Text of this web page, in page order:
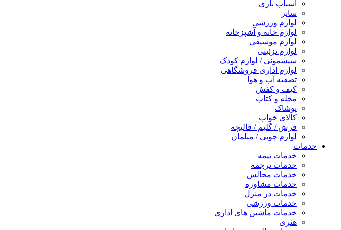
اسباب بازی
سایر
لوازم ورزشی
لوازم خانه و آشپزخانه
لوازم موسیقی
لوازم تزئینی
سیسمونی / لوازم کودک
لوازم اداری فروشگاهی
تصفیه آب و هوا
کیف و کفش
مجله و کتاب
پوشاک
کالای خواب
فرش / گلیم / قالیچه
لوازم چوبی / مبلمان
خدمات
خدمات بیمه
خدمات ترجمه
خدمات مجالس
خدمات مشاوره
خدمات در منزل
خدمات ورزشی
خدمات ماشین های اداری
هنری